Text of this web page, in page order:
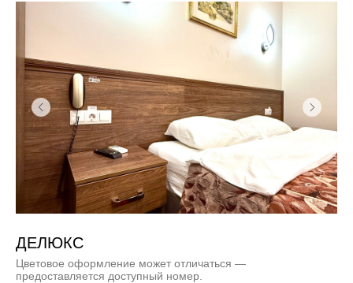
ДЕЛЮКС
Цветовое оформление может отличаться —
предоставляется доступный номер.